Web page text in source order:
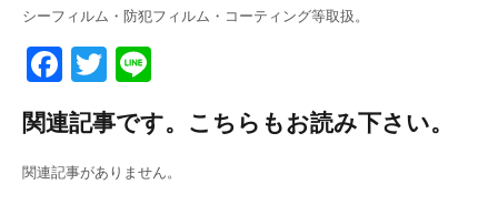
シーフィルム・防犯フィルム・コーティング等取扱。
F
a
c
e
T
tt
er
e
関連記事です。こちらもお読み下さい。
関連記事がありません。